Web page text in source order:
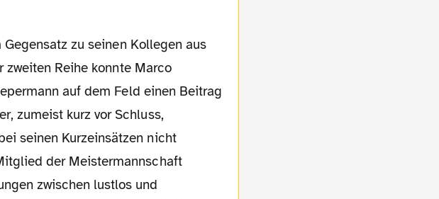
zweiten Reihe konnte Marco
auf dem Feld einen Beitrag
zumeist kurz vor Schluss,
seinen Kurzeinsätzen nicht
der Meistermannschaft
zwischen lustlos und